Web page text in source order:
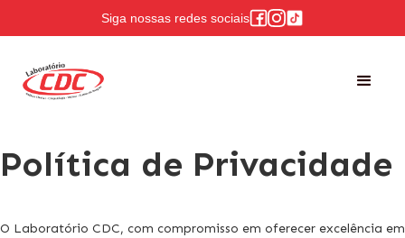
Siga nossas redes sociais
Política de Privacidade
O Laboratório CDC, com compromisso em oferecer excelência em